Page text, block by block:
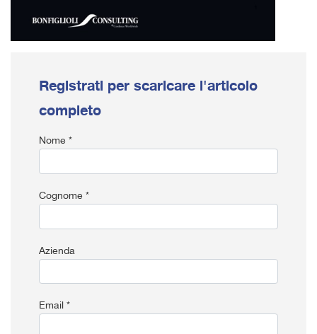
Registrati per scaricare l'articolo
completo
Nome *
Cognome *
Azienda
Email *